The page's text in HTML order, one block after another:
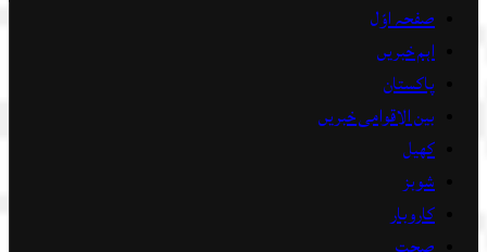
صفحہ اوّل
اہم خبریں
پاکستان
بین الاقوامی خبریں
کھیل
شوبز
کاروبار